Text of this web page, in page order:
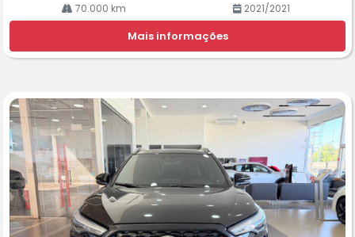
70.000 km 2021/2021
Mais informações